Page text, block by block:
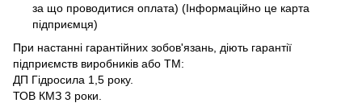
за що проводитися оплата) (Інформаційно це карта
підприємця)
При настанні гарантійних зобов'язань, діють гарантії
підприємств виробників або ТМ:
ДП Гідросила 1,5 року.
ТОВ КМЗ 3 роки.